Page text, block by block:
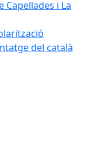
Capellades i La
del català